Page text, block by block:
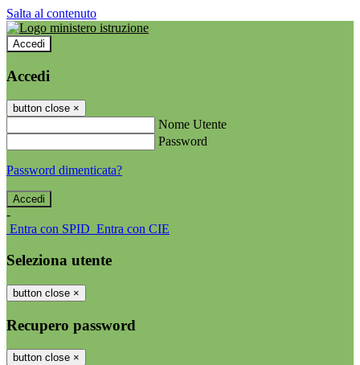
Salta al contenuto
Accedi
Accedi
button close ×
Nome Utente
Password
Password dimenticata?
-
Entra con SPID Entra con CIE
Seleziona utente
button close ×
Recupero password
button close ×